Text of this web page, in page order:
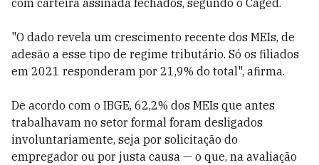
com carteira assinada fechados, segundo o Caged.
"O dado revela um crescimento recente dos MEIs, de
adesão a esse tipo de regime tributário. Só os filiados
em 2021 responderam por 21,9% do total", afirma.
De acordo com o IBGE, 62,2% dos MEIs que antes
trabalhavam no setor formal foram desligados
involuntariamente, seja por solicitação do
empregador ou por justa causa — o que, na avaliação